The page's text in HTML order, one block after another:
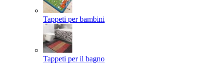
Tappeti per bambini
Tappeti per il bagno